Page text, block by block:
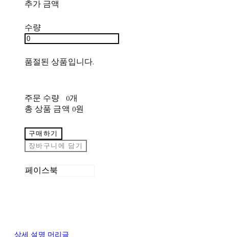
추가 금액
수량
품절된 상품입니다.
주문 수량
0개
총 상품 금액 0원
구매하기
장바구니에 담기
페이스북
상세 설명 머리글